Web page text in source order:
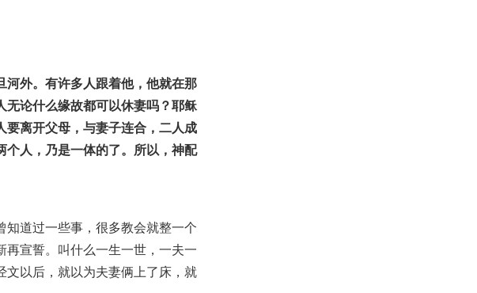
外。有许多人跟着他，他就在那
论什么缘故都可以休妻吗？耶稣
要离开父母，与妻子连合，二人成
个人，乃是一体的了。所以，神配
道过一些事，很多教会就整一个
宣誓。叫什么一生一世，一夫一
以后，就以为夫妻俩上了床，就